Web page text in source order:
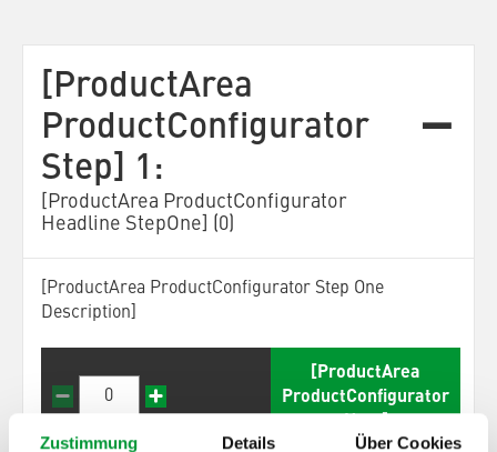
Zustimmung Details Über Cookies
[ProductArea
ProductConfigurator
Step] 1:
[ProductArea ProductConfigurator
Headline StepOne] (0)
[ProductArea ProductConfigurator Step One
Description]
[ProductArea
ProductConfigurator